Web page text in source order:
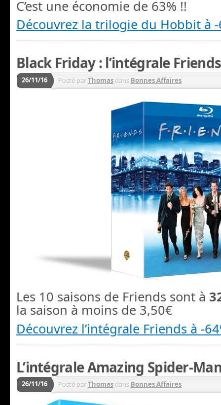
C’est une économie de 63% !!
Découvrez la trilogie du Hobbit à -
Black Friday : l’intégrale
26/11/16 Posté parThomas dans Bonnes Affaires
Les 10 saisons de Friends sont à
la saison à moins de 3,50€
Découvrez l’intégrale Friends à -
L’intégrale Amazing Spider-
26/11/16 Posté parThomas dans Bonnes Affaires